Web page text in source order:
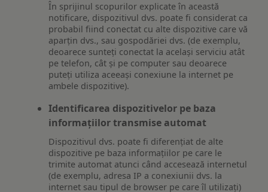
În sprijinul scopurilor explicate în această
notificare, dispozitivul dvs. poate fi considerat ca
probabil fiind conectat cu alte dispozitive care vă
aparțin dvs., sau gospodăriei dvs. (de exemplu,
deoarece sunteți conectat la același serviciu atât
pe telefon, cât și pe computer sau deoarece
puteți utiliza aceeași conexiune la internet pe
ambele dispozitive).
Identificarea dispozitivelor pe baza
informațiilor transmise automat
Dispozitivul dvs. poate fi diferențiat de alte
dispozitive pe baza informațiilor pe care le
trimite automat atunci când accesează internetul
(de exemplu, adresa IP a conexiunii dvs. la
internet sau tipul de browser pe care îl utilizați)